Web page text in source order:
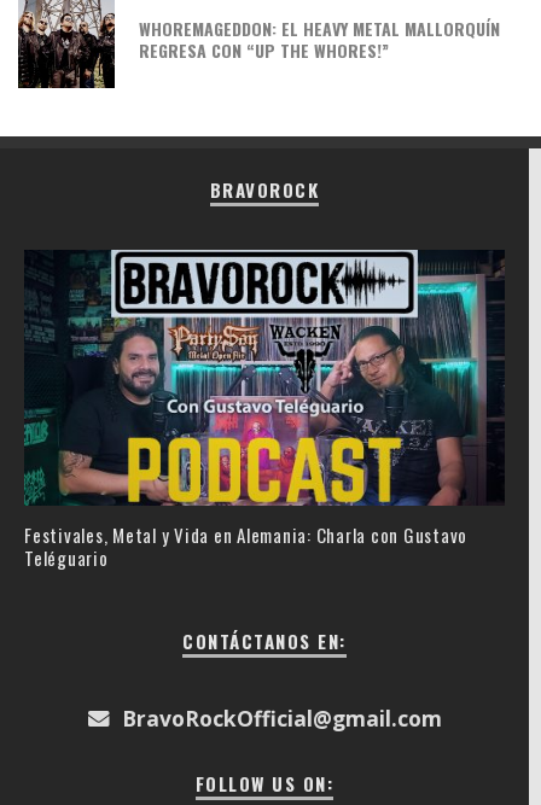
WHOREMAGEDDON: EL HEAVY METAL MALLORQUÍN
REGRESA CON “UP THE WHORES!”
BRAVOROCK
Festivales, Metal y Vida en Alemania: Charla con Gustavo
Teléguario
CONTÁCTANOS EN:
BravoRockOfficial@gmail.com
FOLLOW US ON: